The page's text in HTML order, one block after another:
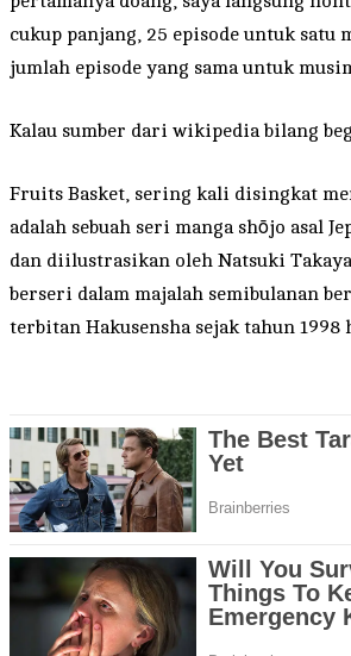
cukup panjang, 25 episode untuk satu
jumlah episode yang sama untuk
Kalau sumber dari wikipedia bilang
Fruits Basket, sering kali disingkat
adalah sebuah seri manga shōjo asal
dan diilustrasikan oleh Natsuki
berseri dalam majalah semibulanan
terbitan Hakusensha sejak tahun 1998